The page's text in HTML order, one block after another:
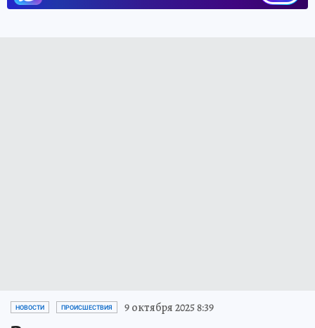
НОВОСТИ ПРОИСШЕСТВИЯ 9 октября 2025 8:39